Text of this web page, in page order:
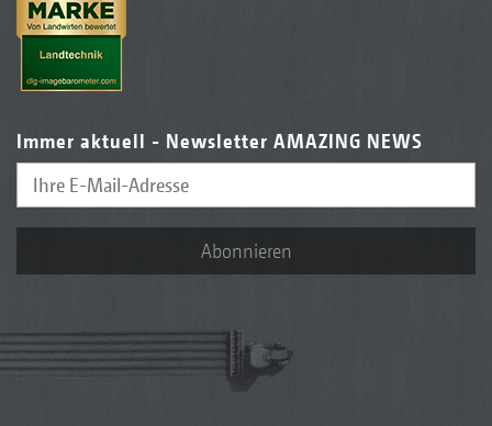
Immer aktuell - Newsletter AMAZING NEWS
Abonnieren